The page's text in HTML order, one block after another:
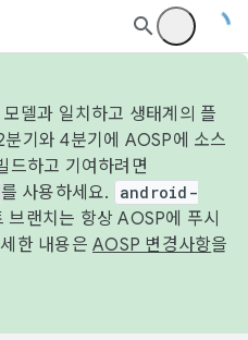
델과 일치하고 생태계의 플
기와 4분기에 AOSP에 소스
드하고 기여하려면
를 사용하세요.
android-
브랜치는 항상 AOSP에 푸시
한 내용은 AOSP 변경사항을